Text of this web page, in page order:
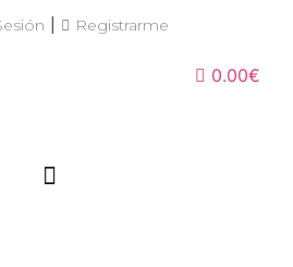
Registrarme
0.00€